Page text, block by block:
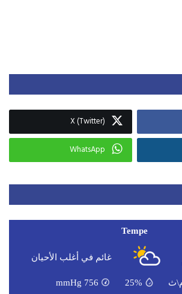
X (Twitter)
WhatsApp
Tempe
غائم في أغلب الأحيان
25%
756
mmHg